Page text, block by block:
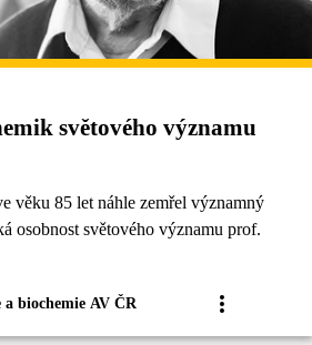
světového významu
věku 85 let náhle zemřel významný
osobnost světového významu prof.
a biochemie AV ČR